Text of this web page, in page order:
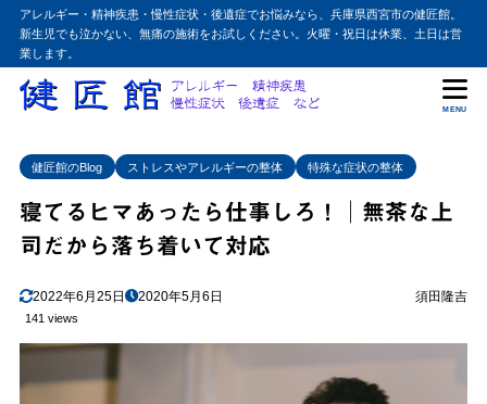
アレルギー・精神疾患・慢性症状・後遺症でお悩みなら、兵庫県西宮市の健匠館。
新生児でも泣かない、無痛の施術をお試しください。火曜・祝日は休業、土日は営
業します。
MENU
健匠館のBlog ストレスやアレルギーの整体 特殊な症状の整体
寝てるヒマあったら仕事しろ！│無茶な上
司だから落ち着いて対応
2022年6月25日 2020年5月6日 須田隆吉
141 views